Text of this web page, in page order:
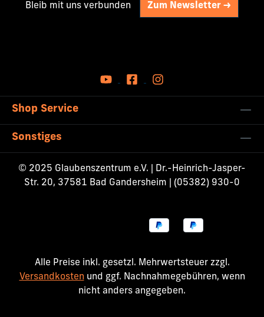
Bleib mit uns verbunden Zum Newsletter ->
Shop Service
Sonstiges
© 2025 Glaubenszentrum e.V. | Dr.-Heinrich-Jasper-
Str. 20, 37581 Bad Gandersheim | (05382) 930-0
Alle Preise inkl. gesetzl. Mehrwertsteuer zzgl.
Versandkosten und ggf. Nachnahmegebühren, wenn
nicht anders angegeben.